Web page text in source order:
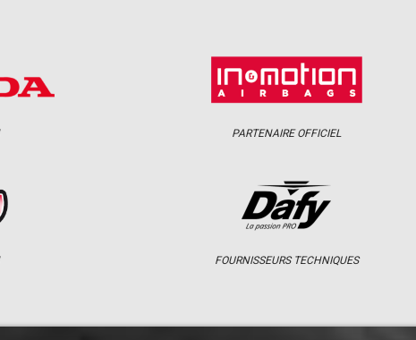
PARTENAIRE OFFICIEL
FOURNISSEURS TECHNIQUES